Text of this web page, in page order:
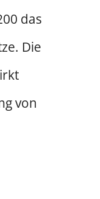
das
Die
von